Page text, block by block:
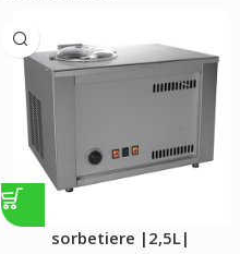
sorbetiere |2,5L|